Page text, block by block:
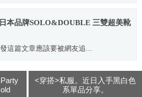
本品牌SOLO&DOUBLE 三雙超美靴
這篇文章應該要被網友追...
<穿搭>私服。近日入手黑白色
系單品分享。